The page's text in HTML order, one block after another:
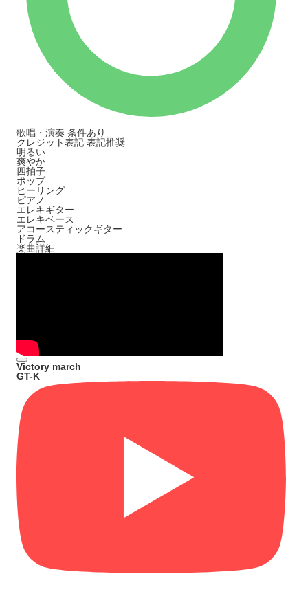
歌唱・演奏 条件あり
クレジット表記 表記推奨
明るい
爽やか
四拍子
ポップ
ヒーリング
ピアノ
エレキギター
エレキベース
アコースティックギター
ドラム
楽曲詳細
Victory march
GT-K